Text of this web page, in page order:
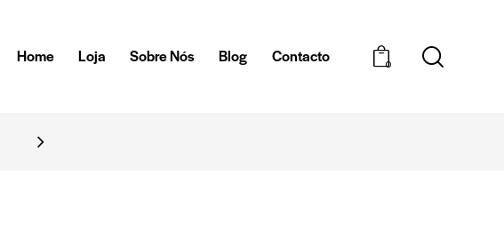
Home Loja Sobre Nós Blog Contacto 0
EMBALAGEM DISCRETA